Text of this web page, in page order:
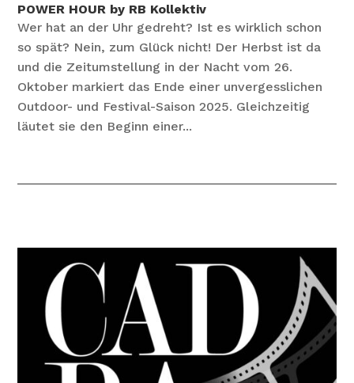
POWER HOUR by RB Kollektiv
Wer hat an der Uhr gedreht? Ist es wirklich schon
so spät? Nein, zum Glück nicht! Der Herbst ist da
und die Zeitumstellung in der Nacht vom 26.
Oktober markiert das Ende einer unvergesslichen
Outdoor- und Festival-Saison 2025. Gleichzeitig
läutet sie den Beginn einer...